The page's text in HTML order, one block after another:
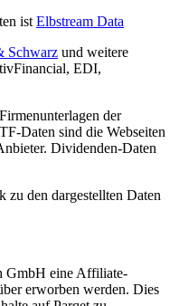
ist Elbstream Data
Schwarz und weitere
EDI,
der
Daten sind die Webseiten
Dividenden-Daten
zu den dargestellten Daten
GmbH eine Affiliate-
erworben werden. Dies